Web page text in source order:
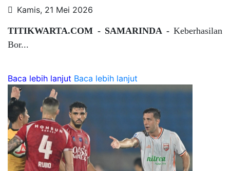
Kamis, 21 Mei 2026
TITIKWARTA.COM - SAMARINDA - Keberhasilan
Bor...
Baca lebih lanjut Baca lebih lanjut